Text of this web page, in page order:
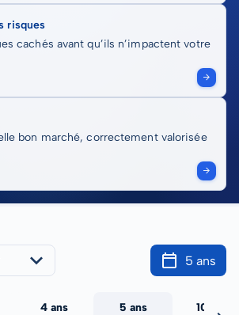
risques
cachés avant qu’ils n’impactent votre
bon marché, correctement valorisée
5 ans
4 ans 5 ans 10 ans